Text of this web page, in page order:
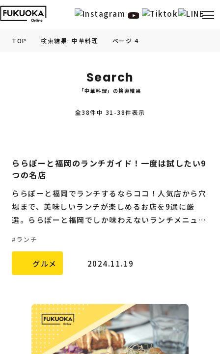
観光・お出かけ情報
福岡の
福岡の 暮らし情報
福岡の ビジネス情報
TOP 検索結果: 中華料理 ページ 4
Search
「中華料理」の検索結果
全38件中 31-38件表示
ららぽーと福岡のランチガイド！一度は試したい9
つの名店
ららぽーと福岡でランチするならココ！人気店から穴
場まで、美味しいランチが楽しめるお店を9選に厳
選。ららぽーと福岡でしか味わえないランチメニュー
ランチ
グルメ 2024.11.19